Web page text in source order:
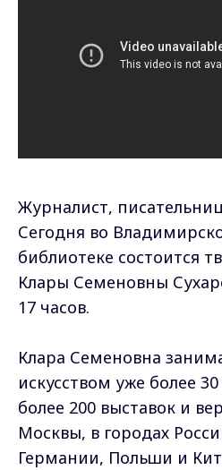
Журналист,
Сегодня во
библиотеке состоится
Клары Семеновны
17 часов.
Клара Семеновна
искусством уже более
более 200 выставок и
Москвы, в городах
Германии, Польши и